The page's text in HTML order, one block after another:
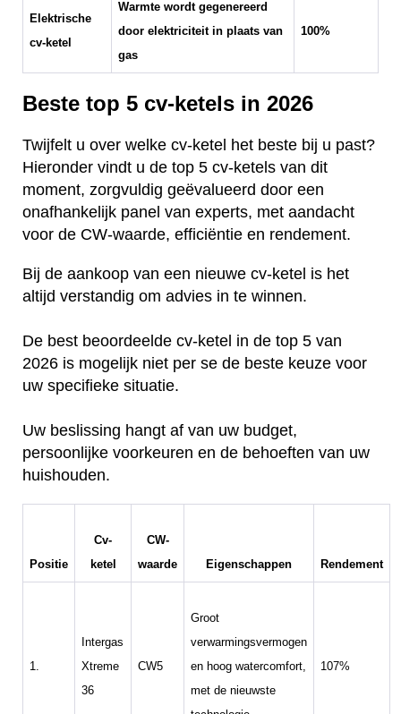
Elektrische
cv-ketel
Warmte wordt gegenereerd
door elektriciteit in plaats van
gas
100%
Beste top 5 cv-ketels in 2026
Twijfelt u over welke cv-ketel het beste bij u past?
Hieronder vindt u de top 5 cv-ketels van dit
moment, zorgvuldig geëvalueerd door een
onafhankelijk panel van experts, met aandacht
voor de CW-waarde, efficiëntie en rendement.
Bij de aankoop van een nieuwe cv-ketel is het
altijd verstandig om advies in te winnen.
De best beoordeelde cv-ketel in de top 5 van
2026 is mogelijk niet per se de beste keuze voor
uw specifieke situatie.
Uw beslissing hangt af van uw budget,
persoonlijke voorkeuren en de behoeften van uw
huishouden.
Positie
Cv-
ketel
CW-
waarde
Eigenschappen Rendement
1.
Intergas
Xtreme
36
CW5
Groot
verwarmingsvermogen
en hoog watercomfort,
met de nieuwste
107%